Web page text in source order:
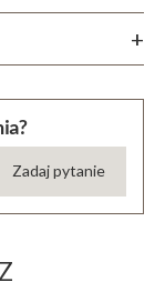
Zadaj pytanie